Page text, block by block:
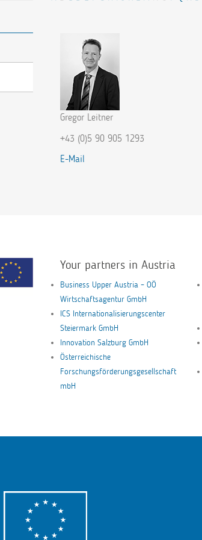
Gregor Leitner
+43 (0)5 90 905 1293
E-Mail
Your partners in Austria
Business Upper Austria – OÖ
Wirtschaftsagentur GmbH
ICS Internationalisierungscenter
Steiermark GmbH
Innovation Salzburg GmbH
Österreichische
Forschungsförderungsgesellschaft
mbH